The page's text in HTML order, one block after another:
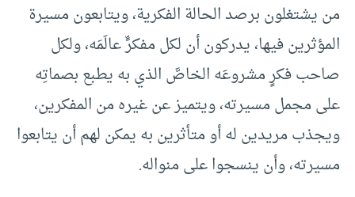
من يشتغلون برصد الحالة الفكرية، ويتابعون مسيرة
المؤثرين فيها، يدركون أن لكل مفكرٍّ عالَمَه، ولكل
صاحب فكرٍ مشروعَه الخاصَّ الذي به يطبع بصماتِه
على مجمل مسيرته، ويتميز عن غيره من المفكرين،
ويجذب مريدين له أو متأثرين به يمكن لهم أن يتابعوا
مسيرته، وأن ينسجوا على منواله.